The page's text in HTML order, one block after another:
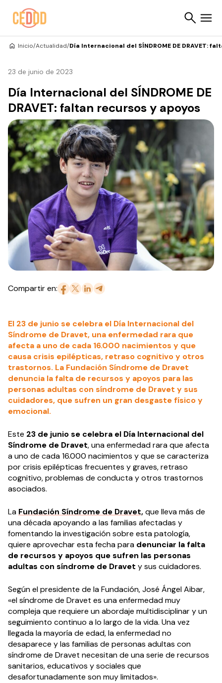
Inicio/Actualidad/Día Internacional del SÍNDROME DE DRAVET:
23 de junio de 2023
Día Internacional del SÍNDROME DE
DRAVET: faltan recursos y apoyos
Compartir en:
El 23 de junio se celebra el Día Internacional del
Síndrome de Dravet, una enfermedad rara que
afecta a uno de cada 16.000 nacimientos y que
causa crisis epilépticas, retraso cognitivo y otros
trastornos. La Fundación Síndrome de Dravet
denuncia la falta de recursos y apoyos para las
personas adultas con síndrome de Dravet y sus
cuidadores, que sufren un gran desgaste físico y
emocional.
Este 23 de junio se celebra el Día Internacional del
Síndrome de Dravet, una enfermedad rara que afecta
a uno de cada 16.000 nacimientos y que se caracteriza
por crisis epilépticas frecuentes y graves, retraso
cognitivo, problemas de conducta y otros trastornos
asociados.
La Fundación Síndrome de Dravet,que lleva más de
una década apoyando a las familias afectadas y
fomentando la investigación sobre esta patología,
quiere aprovechar esta fecha para denunciar la falta
de recursos y apoyos que sufren las personas
adultas con síndrome de Dravet y sus cuidadores.
Según el presidente de la Fundación, José Ángel Aibar,
«el síndrome de Dravet es una enfermedad muy
compleja que requiere un abordaje multidisciplinar y un
seguimiento continuo a lo largo de la vida. Una vez
llegada la mayoría de edad, la enfermedad no
desaparece y las familias de personas adultas con
síndrome de Dravet necesitan de una serie de recursos
sanitarios, educativos y sociales que
desafortunadamente son muy limitados».